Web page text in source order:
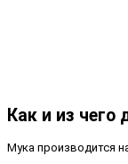
Как и из
Мука производится